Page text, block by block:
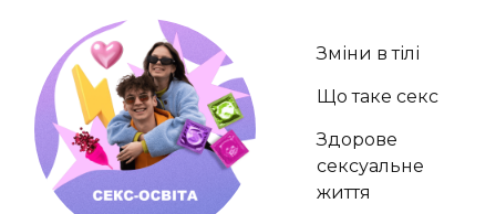
Зміни в тілі
Що таке секс
Здорове
сексуальне
життя